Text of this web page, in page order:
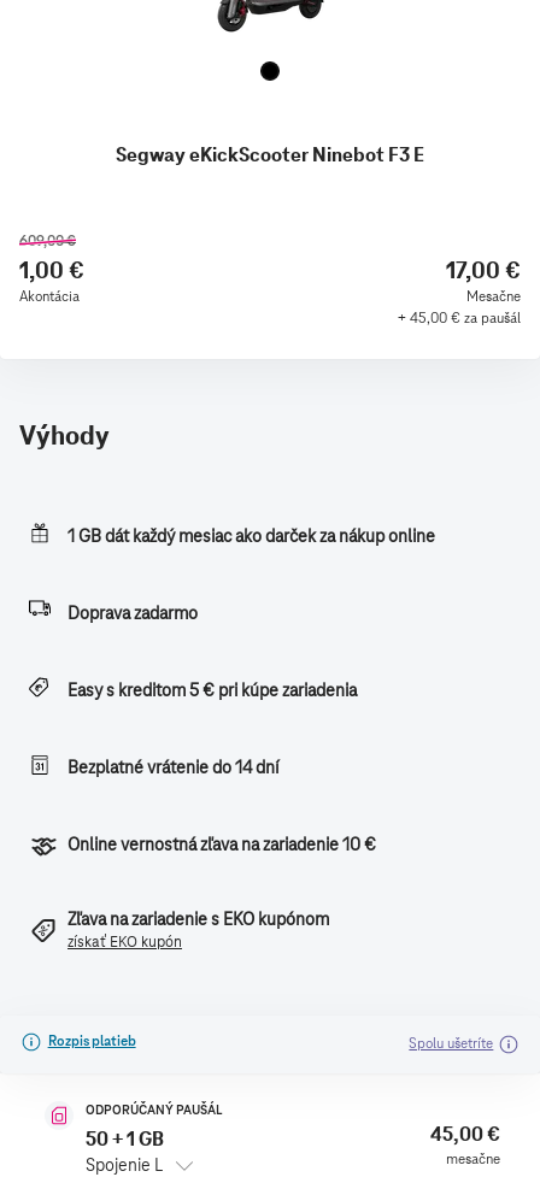
Segway eKickScooter Ninebot F3 E
609,00 €
1,00 €
Akontácia
17,00 €
Mesačne
+ 45,00 € za paušál
Výhody
1 GB dát každý mesiac ako darček za nákup online
Doprava zadarmo
Easy s kreditom 5 € pri kúpe zariadenia
Bezplatné vrátenie do 14 dní
Online vernostná zľava na zariadenie 10 €
Zľava na zariadenie s EKO kupónom
získať EKO kupón
Rozpis platieb Spolu ušetríte
ODPORÚČANÝ PAUŠÁL
50 + 1 GB
Spojenie L
45,00 €
mesačne